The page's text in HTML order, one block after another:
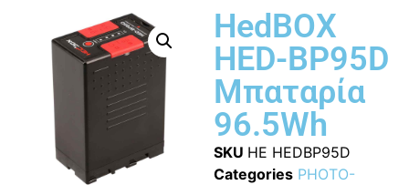
HedBOX
HED-BP95D
Μπαταρία
96.5Wh
SKU HE HEDBP95D
Categories PHOTO-